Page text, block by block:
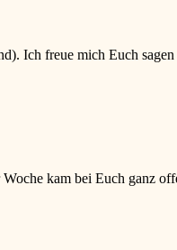
Ich freue mich Euch
kam bei Euch ganz